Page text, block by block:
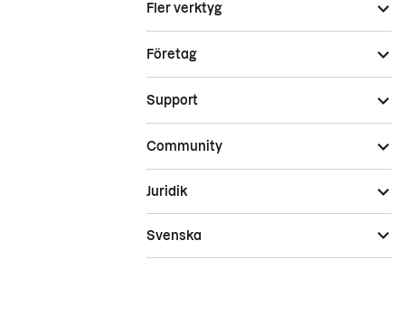
Fler verktyg
Företag
Support
Community
Juridik
Svenska